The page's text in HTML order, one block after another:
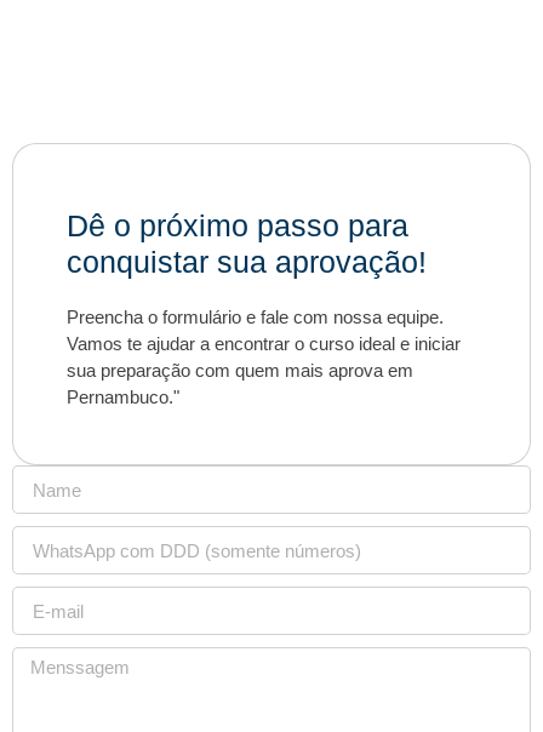
Dê o próximo passo para
conquistar sua aprovação!
Preencha o formulário e fale com nossa equipe.
Vamos te ajudar a encontrar o curso ideal e iniciar
sua preparação com quem mais aprova em
Pernambuco."